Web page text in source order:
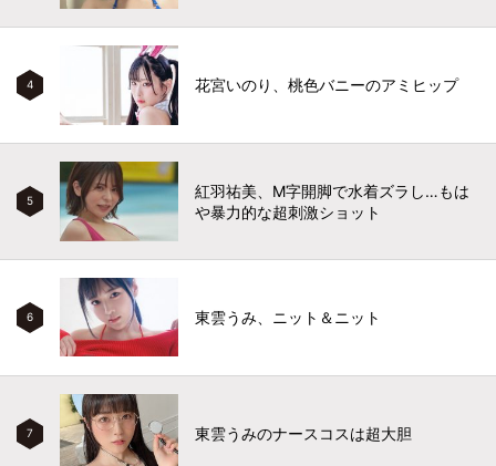
4 花宮いのり、桃色バニーのアミヒップ
5
紅羽祐美、M字開脚で水着ズラし…もは
や暴力的な超刺激ショット
6 東雲うみ、ニット＆ニット
7 東雲うみのナースコスは超大胆